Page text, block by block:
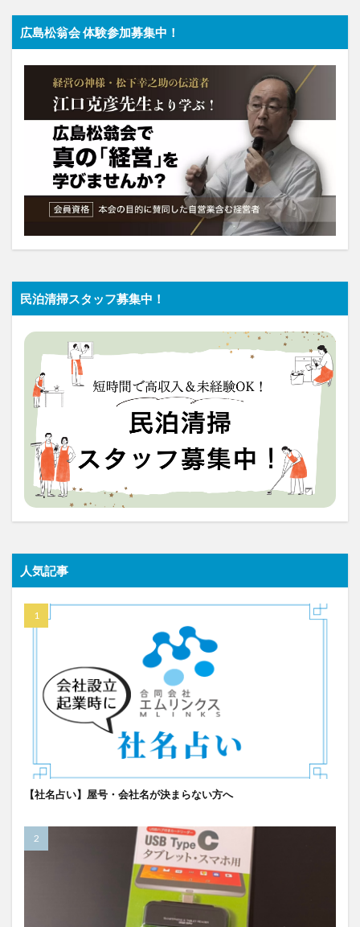
広島松翁会 体験参加募集中！
民泊清掃スタッフ募集中！
人気記事
【社名占い】屋号・会社名が決まらない方へ